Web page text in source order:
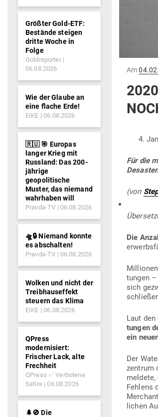
Am
Für die
Desaster.
(von
Die
tungen
sich
Laut
tungen
ein
Der
zentrum
Fehlens
lichen
Größter Gold-ETF:
Bestände steigen
dritte Woche in
Folge
Goldreporter
06.08.2026
Wie der Glaube an
eine flache Erde!
EIKE 06.08.2026
🇷🇺 🎯 Europas
langer Krieg mit
Russland: Das 200-
jährige
geopolitische
Muster, das niemand
wahrhaben will
Pravda-TV 06.08.2026
🛸🔒 Niemand konnte
es abschalten!
Pravda-TV 06.08.2026
Wolken und nicht der
Treibhauseffekt
steuern das Klima
EIKE 06.08.2026
QPress
modernisiert:
Frischer Lack, alte
Frechheit
QPress ✅ Verbotene
Satire
06.08.2026
🌲🚫 Die